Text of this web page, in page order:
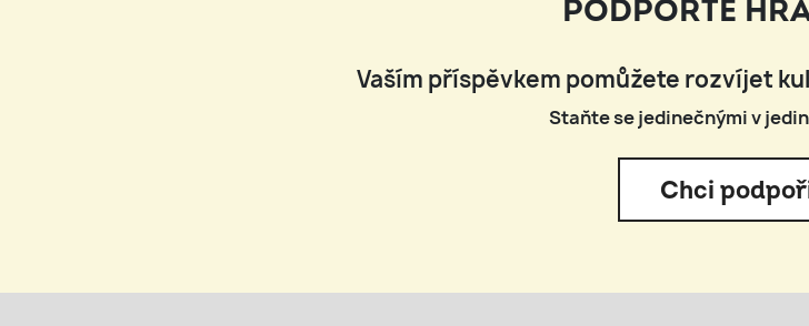
PODPOŘTE
Vaším příspěvkem pomůžete rozvíjet
Staňte se jedinečnými v
Chci